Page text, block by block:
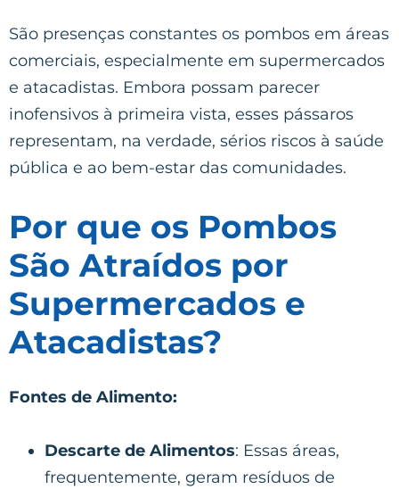
São presenças constantes os pombos em áreas
comerciais, especialmente em supermercados
e atacadistas. Embora possam parecer
inofensivos à primeira vista, esses pássaros
representam, na verdade, sérios riscos à saúde
pública e ao bem-estar das comunidades.
Por que os Pombos
São Atraídos por
Supermercados e
Atacadistas?
Fontes de Alimento:
Descarte de Alimentos: Essas áreas,
frequentemente, geram resíduos de